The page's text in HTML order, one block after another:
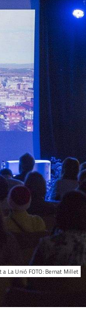
La Unió FOTO: Bernat Millet